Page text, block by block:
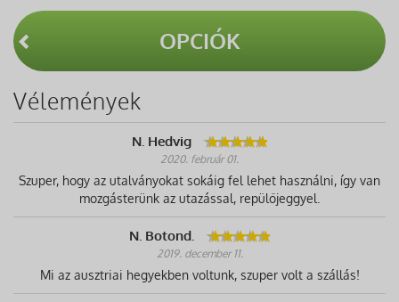
OPCIÓK
Vélemények
N. Hedvig
2020. február 01.
Szuper, hogy az utalványokat sokáig fel lehet használni, így van
mozgásterünk az utazással, repülőjeggyel.
N. Botond.
2019. december 11.
Mi az ausztriai hegyekben voltunk, szuper volt a szállás!